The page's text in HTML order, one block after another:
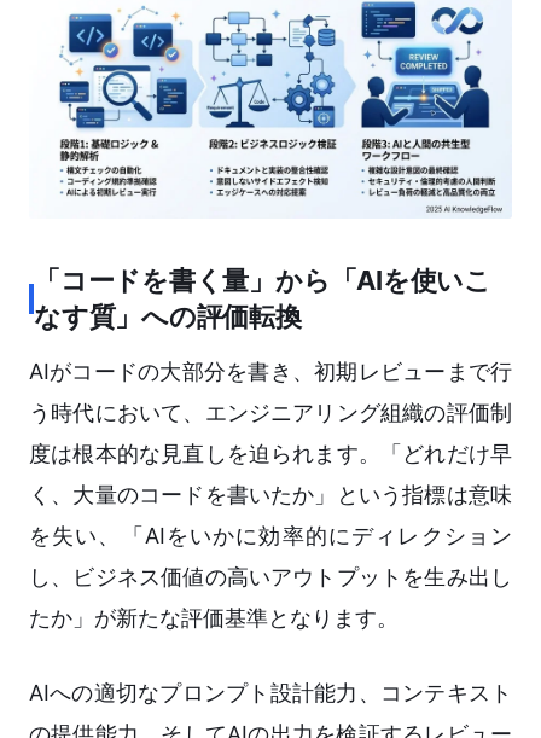
「コードを書く量」から「AIを使いこ
なす質」への評価転換
AIがコードの大部分を書き、初期レビューまで行
う時代において、エンジニアリング組織の評価制
度は根本的な見直しを迫られます。「どれだけ早
く、大量のコードを書いたか」という指標は意味
を失い、「AIをいかに効率的にディレクション
し、ビジネス価値の高いアウトプットを生み出し
たか」が新たな評価基準となります。
AIへの適切なプロンプト設計能力、コンテキスト